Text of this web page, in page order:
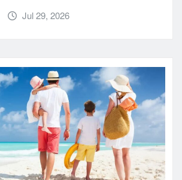
Jul 29, 2026